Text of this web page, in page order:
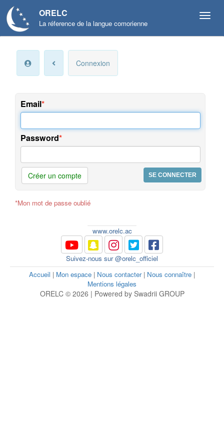
ORELC
La réference de la langue comorienne
compte
préférences
Connexion
Email
Password
Créer un compte
*Mon mot de passe oublié
www.orelc.ac
Suivez-nous sur @orelc_officiel
Accueil | Mon espace | Nous contacter| Nous connaître |
Mentions légales
ORELC © 2026 | Powered by Swadrii GROUP